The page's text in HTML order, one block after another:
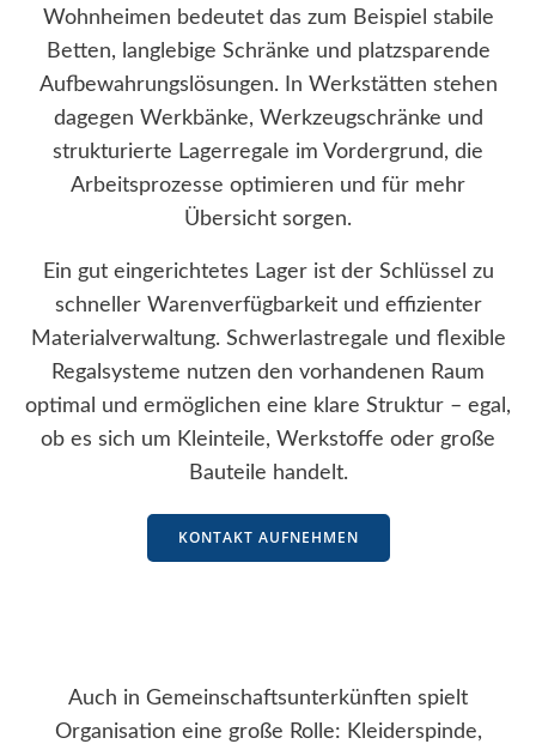
Wohnheimen bedeutet das zum Beispiel stabile
Betten, langlebige Schränke und platzsparende
Aufbewahrungslösungen. In Werkstätten stehen
dagegen Werkbänke, Werkzeugschränke und
strukturierte Lagerregale im Vordergrund, die
Arbeitsprozesse optimieren und für mehr
Übersicht sorgen.
Ein gut eingerichtetes Lager ist der Schlüssel zu
schneller Warenverfügbarkeit und effizienter
Materialverwaltung. Schwerlastregale und flexible
Regalsysteme nutzen den vorhandenen Raum
optimal und ermöglichen eine klare Struktur – egal,
ob es sich um Kleinteile, Werkstoffe oder große
Bauteile handelt.
KONTAKT AUFNEHMEN
Auch in Gemeinschaftsunterkünften spielt
Organisation eine große Rolle: Kleiderspinde,